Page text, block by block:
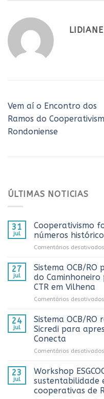
Vem aí o Encontro dos
Ramos do
Rondoniense
ÚLTIMAS NOTICIAS
31
jul
Cooperativismo
números
Comentários desativados
27
jul
Sistema OCB/RO
do
CTR em Vilhena
Comentários desativados
24
jul
Sistema OCB/
Sicredi para
Conecta
Comentários desativados
23
jul
Workshop
sustentabilidade
cooperativas de